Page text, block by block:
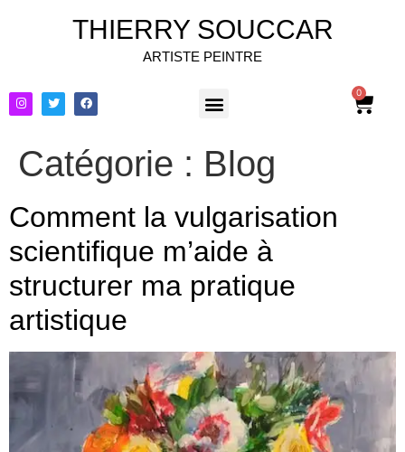
THIERRY SOUCCAR
ARTISTE PEINTRE
0
Catégorie : Blog
Comment la vulgarisation
scientifique m’aide à
structurer ma pratique
artistique